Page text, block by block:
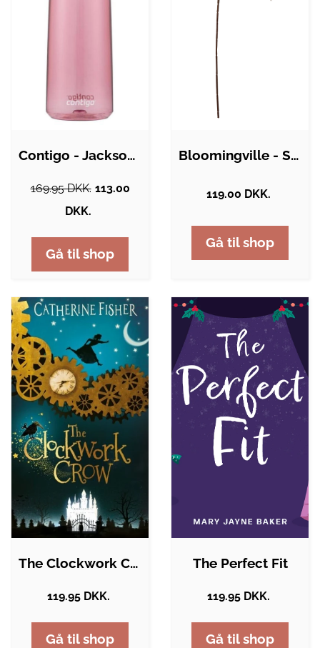
Contigo - Jackson 2.0 tritan Frosted…
169.95 DKK. 113.00
DKK.
Gå til shop
Bloomingville - Snowberry Stilk, Hvid,…
119.00 DKK.
Gå til shop
The Clockwork Crow
119.95 DKK.
Gå til shop
The Perfect Fit
119.95 DKK.
Gå til shop